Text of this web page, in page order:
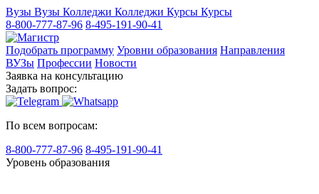
Вузы Вузы Колледжи Колледжи Курсы Курсы
8-800-777-87-96 8-495-191-90-41
Подобрать программу Уровни образования Направления
ВУЗы Профессии Новости
Заявка на консультацию
Задать вопрос:
По всем вопросам:
8-800-777-87-96 8-495-191-90-41
Уровень образования